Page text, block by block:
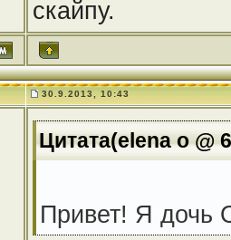
скайпу.
30.9.2013, 10:43
Цитата(elena o @
Привет! Я дочь